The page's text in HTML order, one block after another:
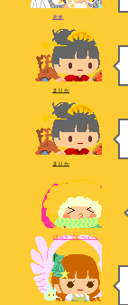
未来
まりか
まりか
ほmラブぐへぐへ